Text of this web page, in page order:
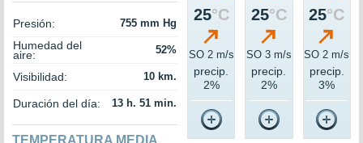
Presión: 755 mm Hg
Humedad del
aire: 52%
Visibilidad: 10 km.
Duración del día: 13 h. 51 min.
25°C
SO 2 m/s
precip.
2%
25°C
SO 3 m/s
precip.
2%
25°C
SO 2 m/s
precip.
3%